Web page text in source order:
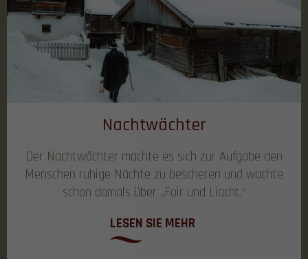
Nachtwächter
Der Nachtwächter machte es sich zur Aufgabe den
Menschen ruhige Nächte zu bescheren und wachte
schon damals über „Foir und Liacht.“
LESEN SIE MEHR